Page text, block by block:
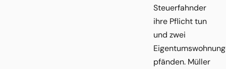
Steuerfahnder
ihre Pflicht tun
und zwei
pfänden. Müller